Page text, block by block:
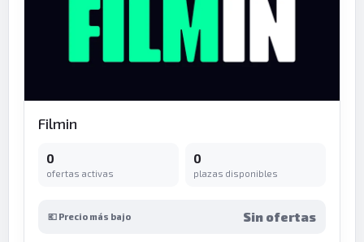
Filmin
0
ofertas activas
0
plazas disponibles
💶 Precio más bajo Sin ofertas